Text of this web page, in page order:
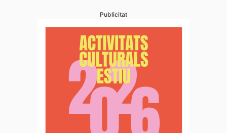
Publicitat